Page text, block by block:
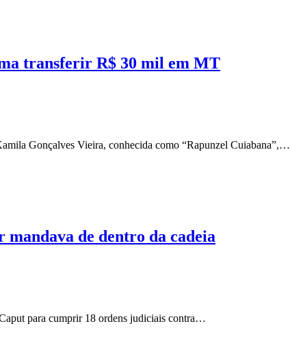
transferir R$ 30 mil em MT
Gonçalves Vieira, conhecida como “Rapunzel Cuiabana”,…
de dentro da cadeia
para cumprir 18 ordens judiciais contra…